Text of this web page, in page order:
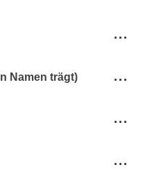
...
Namen trägt) ...
...
...